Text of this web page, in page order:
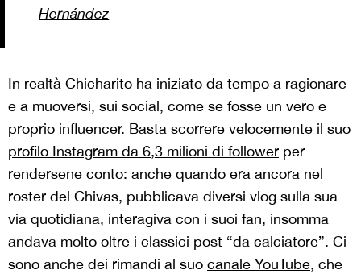
Hernández
In realtà Chicharito ha iniziato da tempo a ragionare
e a muoversi, sui social, come se fosse un vero e
proprio influencer. Basta scorrere velocemente il suo
profilo Instagram da 6,3 milioni di follower per
rendersene conto: anche quando era ancora nel
roster del Chivas, pubblicava diversi vlog sulla sua
via quotidiana, interagiva con i suoi fan, insomma
andava molto oltre i classici post “da calciatore”. Ci
sono anche dei rimandi al suo canale YouTube, che